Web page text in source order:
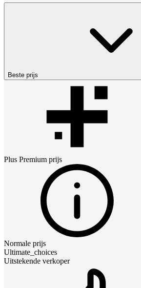
Beste prijs
Plus Premium prijs
Normale prijs
Ultimate_choices
Uitstekende verkoper